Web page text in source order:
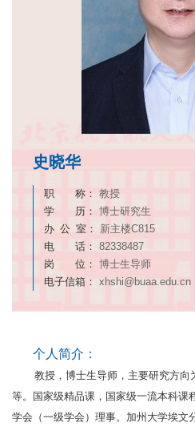
史晓华
职 称： 教授
学 历： 博士研究生
办 公 室： 新主楼C815
电 话： 82338487
岗 位： 博士生导师
电子信箱： xhshi@buaa.edu.cn
个人简介：
教授，博士生导师，主要研究方向
等。国家级精品课，国家级一流本科课
学会（一级学会）理事。加州大学埃文